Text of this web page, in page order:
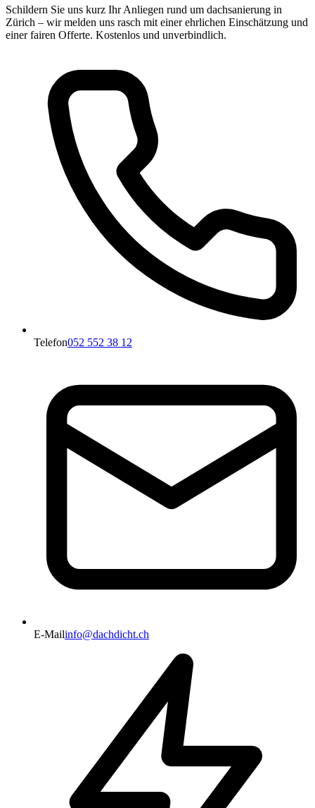
Schildern Sie uns kurz Ihr Anliegen rund um dachsanierung in
Zürich – wir melden uns rasch mit einer ehrlichen Einschätzung und
einer fairen Offerte. Kostenlos und unverbindlich.
Telefon052 552 38 12
E-Mailinfo@dachdicht.ch